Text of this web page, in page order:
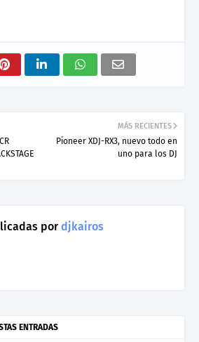
MÁS RECIENTES
Pioneer XDJ-RX3, nuevo todo en
uno para los DJ
pordjkairos
ENTRADAS